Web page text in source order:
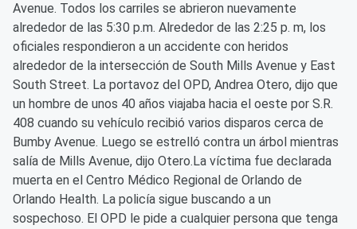
Avenue. Todos los carriles se abrieron nuevamente
alrededor de las 5:30 p.m. Alrededor de las 2:25 p. m, los
oficiales respondieron a un accidente con heridos
alrededor de la intersección de South Mills Avenue y East
South Street. La portavoz del OPD, Andrea Otero, dijo que
un hombre de unos 40 años viajaba hacia el oeste por S.R.
408 cuando su vehículo recibió varios disparos cerca de
Bumby Avenue. Luego se estrelló contra un árbol mientras
salía de Mills Avenue, dijo Otero.La víctima fue declarada
muerta en el Centro Médico Regional de Orlando de
Orlando Health. La policía sigue buscando a un
sospechoso. El OPD le pide a cualquier persona que tenga